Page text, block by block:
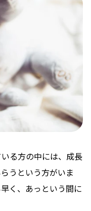
る方の中には、成長
うという方がいま
く、あっという間に